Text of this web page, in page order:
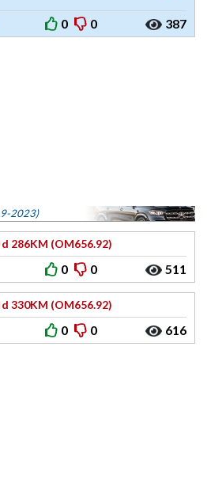
0 0 387
2023)
286KM (OM656.92)
0 0 511
330KM (OM656.92)
0 0 616